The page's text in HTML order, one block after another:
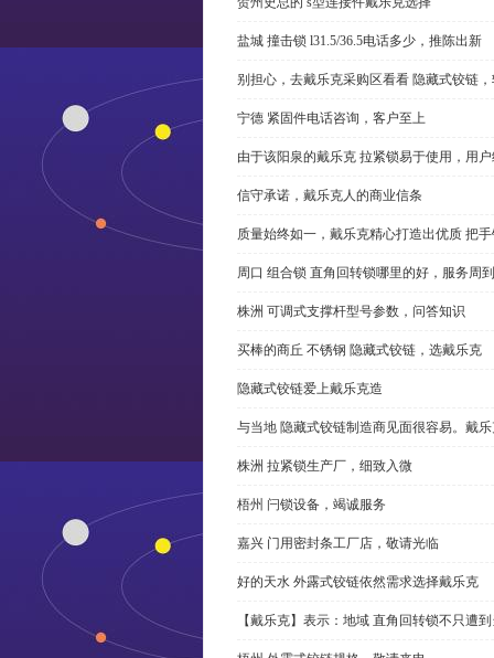
盐城 撞击锁 l31.5/36.5电话多少，推陈出新
别担心，去戴乐克采购区看看 隐藏式铰链
宁德 紧固件电话咨询，客户至上
由于该阳泉的戴乐克 拉紧锁易于使用，用
信守承诺，戴乐克人的商业信条
质量始终如一，戴乐克精心打造出优质 把
周口 组合锁 直角回转锁哪里的好，服务周到
株洲 可调式支撑杆型号参数，问答知识
买棒的商丘 不锈钢 隐藏式铰链，选戴乐克
隐藏式铰链爱上戴乐克造
与当地 隐藏式铰链制造商见面很容易。戴
株洲 拉紧锁生产厂，细致入微
梧州 闩锁设备，竭诚服务
嘉兴 门用密封条工厂店，敬请光临
好的天水 外露式铰链依然需求选择戴乐克
【戴乐克】表示：地域 直角回转锁不只遭